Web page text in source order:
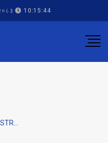
10:15:44